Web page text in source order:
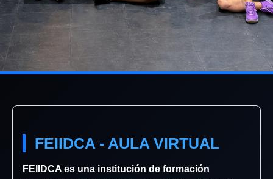
FEIIDCA - AULA VIRTUAL
FEIIDCA es una institución de formación